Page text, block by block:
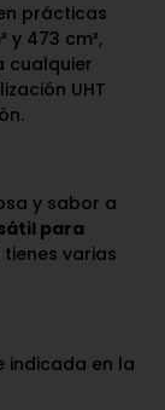
prácticas
y 473 cm³,
cualquier
UHT
y sabor a
para
tienes varias
indicada en la